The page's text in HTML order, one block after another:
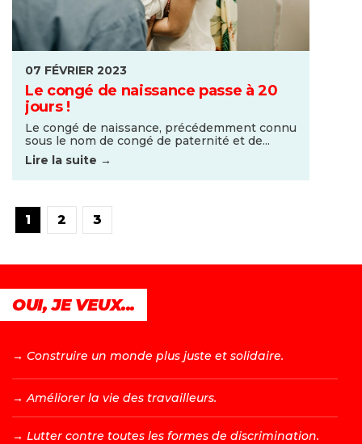
07 FÉVRIER 2023
Le congé de naissance passe à 20
jours !
Le congé de naissance, précédemment connu
sous le nom de congé de paternité et de...
Lire la suite →
1 2 3
OUI, JE VEUX...
→ Construire un monde plus juste et solidaire.
→ Améliorer la vie des travailleurs.
→ Lutter contre toutes les formes de discrimination.